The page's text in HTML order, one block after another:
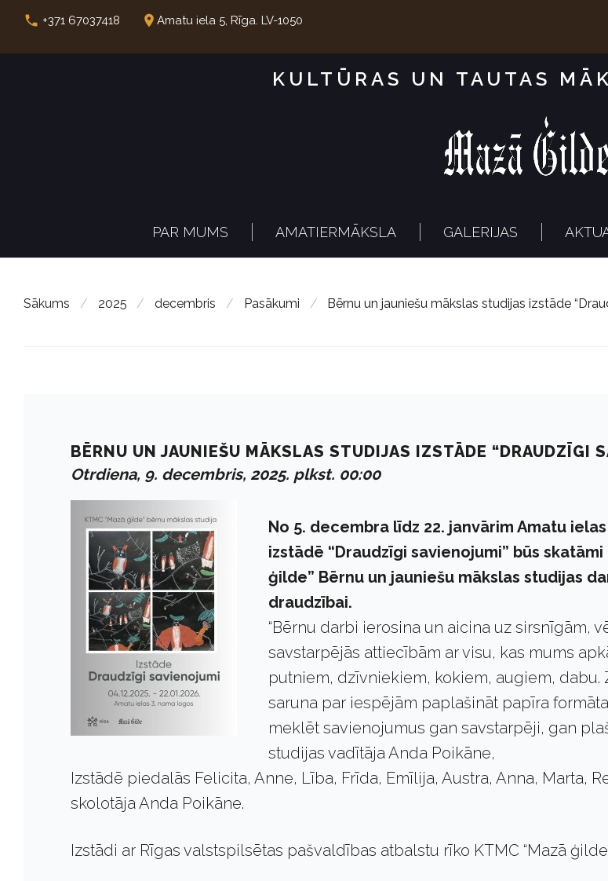
e
call +371 67037418 place Amatu iela 5, Rīga. LV-1050
KULTŪRAS UN TAUTAS
PAR MUMS AMATIERMĀKSLA GALERIJAS
Sākums / 2025 / decembris / Pasākumi / Bērnu un jauniešu mākslas studijas izstāde
BĒRNU UN JAUNIEŠU MĀKSLAS STUDIJAS IZSTĀDE “DRAUDZĪGI
Otrdiena, 9. decembris, 2025. plkst. 00:00
No 5. decembra līdz 22. janvārim Amatu
izstādē “Draudzīgi savienojumi” būs skatāmi
ģilde” Bērnu un jauniešu mākslas studijas
draudzībai.
“Bērnu darbi ierosina un aicina uz sirsnīgām,
savstarpējās attiecībām ar visu, kas mums
putniem, dzīvniekiem, kokiem, augiem, dabu.
saruna par iespējām paplašināt papīra
meklēt savienojumus gan savstarpēji, gan
studijas vadītāja Anda Poikāne,
Izstādē piedalās Felicita, Anne, Lība, Frīda, Emīlija, Austra, Anna, Marta,
skolotāja Anda Poikāne.
Izstādi ar Rīgas valstspilsētas pašvaldības atbalstu rīko KTMC “Mazā